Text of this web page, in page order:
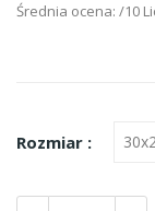
Średnia ocena: /10
Rozmiar :